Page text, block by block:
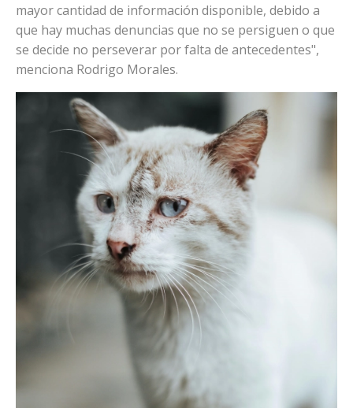
mayor cantidad de información disponible, debido a
que hay muchas denuncias que no se persiguen o que
se decide no perseverar por falta de antecedentes",
menciona Rodrigo Morales.